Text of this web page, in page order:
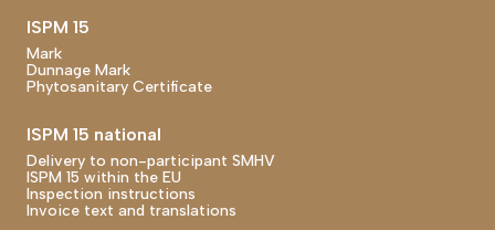
ISPM 15
Mark
Dunnage Mark
Phytosanitary Certificate
ISPM 15 national
Delivery to non-participant SMHV
ISPM 15 within the EU
Inspection instructions
Invoice text and translations